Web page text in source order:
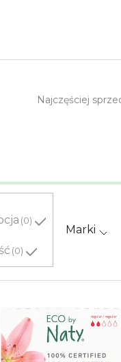
S
o
w
a
n
i
e
Najczęściej
0
0
Marki